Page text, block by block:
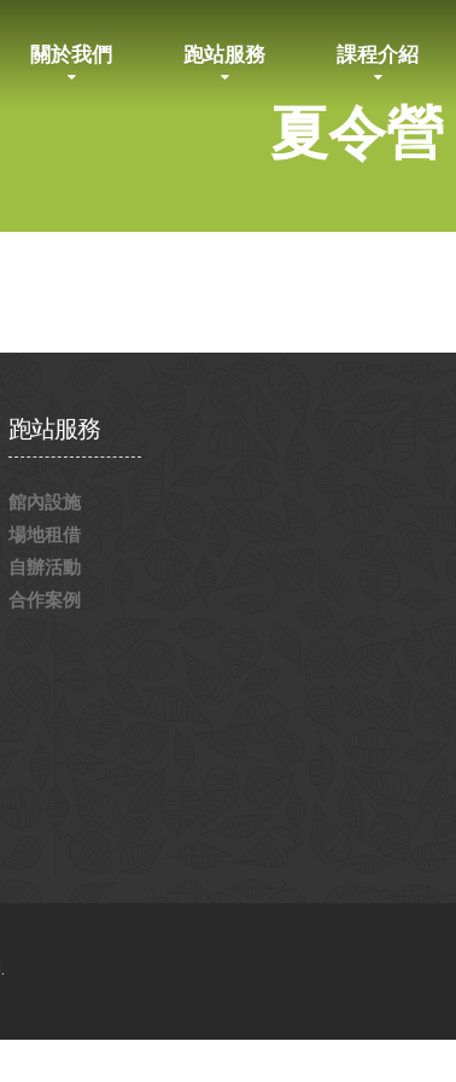
關於我們 跑站服務 課程介紹
夏令營
跑站服務
館內設施
場地租借
自辦活動
合作案例